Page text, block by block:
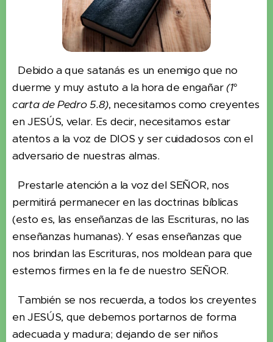
Debido a que satanás es un enemigo que no
duerme y muy astuto a la hora de engañar (1°
carta de Pedro 5.8), necesitamos como creyentes
en JESÚS, velar. Es decir, necesitamos estar
atentos a la voz de DIOS y ser cuidadosos con el
adversario de nuestras almas.
Prestarle atención a la voz del SEÑOR, nos
permitirá permanecer en las doctrinas bíblicas
(esto es, las enseñanzas de las Escrituras, no las
enseñanzas humanas). Y esas enseñanzas que
nos brindan las Escrituras, nos moldean para que
estemos firmes en la fe de nuestro SEÑOR.
También se nos recuerda, a todos los creyentes
en JESÚS, que debemos portarnos de forma
adecuada y madura; dejando de ser niños